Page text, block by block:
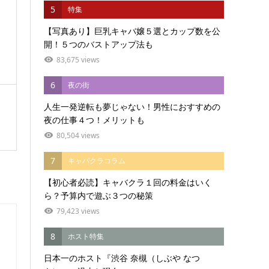
5 特集
【写真あり】巨乳キャバ嬢５選とカップ数を公
開！５つのバストアップ法も
83,675 views
6 夜の街
人生一発逆転も夢じゃない！男性におすすめの
夜の仕事４つ！メリットも
80,504 views
7 キャバクラコラム
【初心者必読】キャバクラ１回の料金はいく
ら？予算内で遊ぶ３つの秘策
79,423 views
8 ホスト特集
日本一のホスト『渋谷 奈槻（しぶや なつ